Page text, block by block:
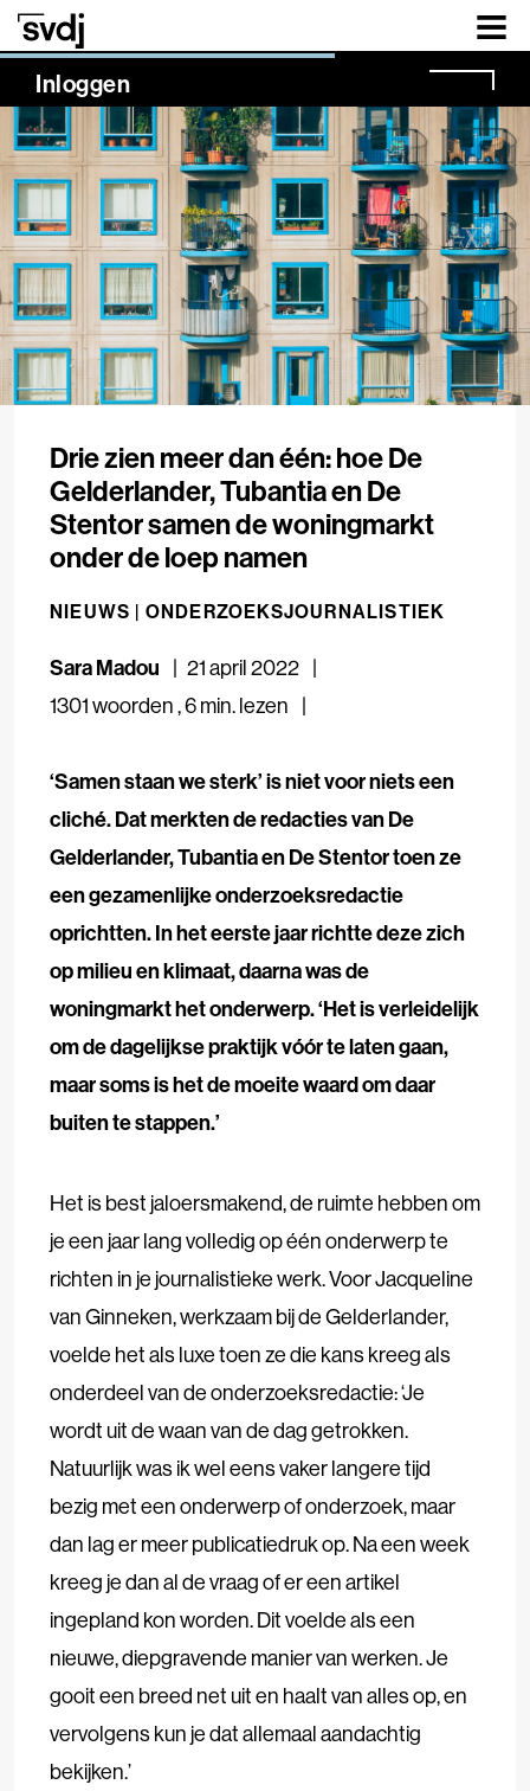
Naar hoofdinhoud
Inloggen
NaN%
Drie zien meer dan één: hoe De
Gelderlander, Tubantia en De
Stentor samen de woningmarkt
onder de loep namen
NIEUWS | ONDERZOEKSJOURNALISTIEK
Sara Madou
21 april 2022
1301 woorden,6 min. lezen
‘Samen staan we sterk’ is niet voor niets een
cliché. Dat merkten de redacties van De
Gelderlander, Tubantia en De Stentor toen ze
een gezamenlijke onderzoeksredactie
oprichtten. In het eerste jaar richtte deze zich
op milieu en klimaat, daarna was de
woningmarkt het onderwerp. ‘Het is verleidelijk
om de dagelijkse praktijk vóór te laten gaan,
maar soms is het de moeite waard om daar
buiten te stappen.’
Het is best jaloersmakend, de ruimte hebben om
je een jaar lang volledig op één onderwerp te
richten in je journalistieke werk. Voor Jacqueline
van Ginneken, werkzaam bij de Gelderlander,
voelde het als luxe toen ze die kans kreeg als
onderdeel van de onderzoeksredactie: ‘Je
wordt uit de waan van de dag getrokken.
Natuurlijk was ik wel eens vaker langere tijd
bezig met een onderwerp of onderzoek, maar
dan lag er meer publicatiedruk op. Na een week
kreeg je dan al de vraag of er een artikel
ingepland kon worden. Dit voelde als een
nieuwe, diepgravende manier van werken. Je
gooit een breed net uit en haalt van alles op, en
vervolgens kun je dat allemaal aandachtig
bekijken.’